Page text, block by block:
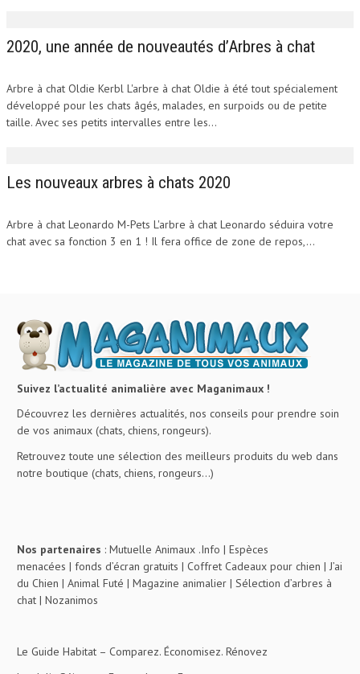
2020, une année de nouveautés d’Arbres à chat
Arbre à chat Oldie Kerbl L'arbre à chat Oldie à été tout spécialement
développé pour les chats âgés, malades, en surpoids ou de petite
taille. Avec ses petits intervalles entre les...
Les nouveaux arbres à chats 2020
Arbre à chat Leonardo M-Pets L'arbre à chat Leonardo séduira votre
chat avec sa fonction 3 en 1 ! Il fera office de zone de repos,...
Suivez l’actualité animalière avec Maganimaux !
Découvrez les dernières actualités, nos conseils pour prendre soin
de vos animaux (chats, chiens, rongeurs).
Retrouvez toute une sélection des meilleurs produits du web dans
notre boutique (chats, chiens, rongeurs…)
Nos partenaires : Mutuelle Animaux .Info | Espèces
menacées | fonds d’écran gratuits | Coffret Cadeaux pour chien | J’ai
du Chien | Animal Futé | Magazine animalier | Sélection d’arbres à
chat | Nozanimos
Le Guide Habitat – Comparez. Économisez. Rénovez